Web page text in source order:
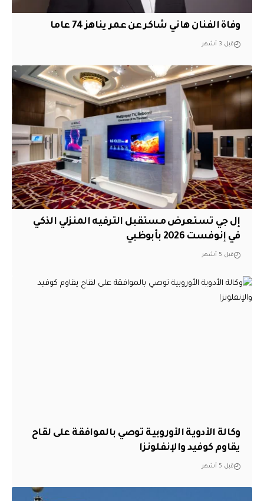
وفاة الفنان هاني شاكر عن عمر يناهز 74 عاما
قبل 3 أشهر
إل جي تستعرض مستقبل الترفيه المنزلي الذكي
في إنوفست 2026 بأبوظبي
قبل 5 أشهر
وكالة الأدوية الأوروبية توصي بالموافقة على لقاح
يقاوم كوفيد والإنفلونزا
قبل 5 أشهر